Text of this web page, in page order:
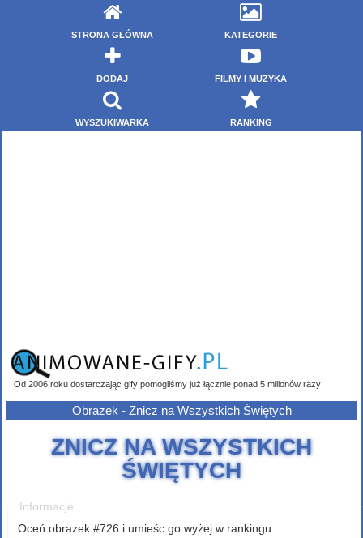
STRONA GŁÓWNA KATEGORIE
DODAJ FILMY I MUZYKA
WYSZUKIWARKA RANKING
Od 2006 roku dostarczając gify pomogliśmy już łącznie ponad 5 milionów razy
Obrazek - Znicz na Wszystkich Świętych
ZNICZ NA WSZYSTKICH
ŚWIĘTYCH
Informacje
Oceń obrazek #726 i umieśc go wyżej w rankingu.